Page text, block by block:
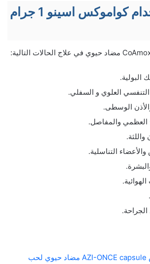
دواعي استخدام كواموكس اسينو 1 جرام
البولية.
التنفسي العلوي و السفلي.
الوسطى.
العظمي والمفاصل.
واللثة.
التناسلية.
حبوب ازي ونس AZI-ONCE capsule مضاد حيوي لحب